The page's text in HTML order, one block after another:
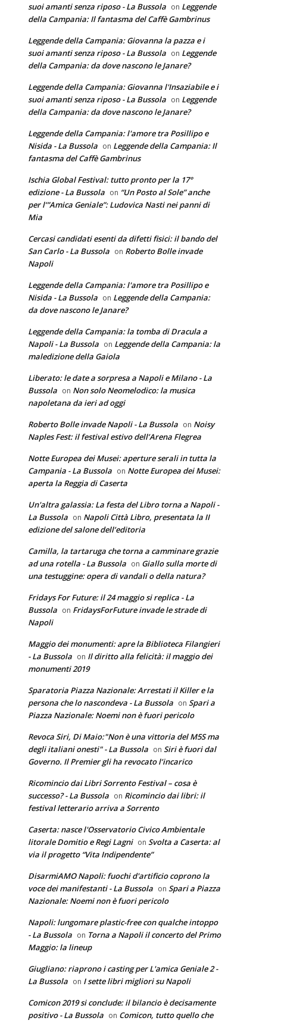
suoi amanti senza riposo - La Bussola on Leggende
della Campania: Il fantasma del Caffè Gambrinus
Leggende della Campania: Giovanna la pazza e i
suoi amanti senza riposo - La Bussola on Leggende
della Campania: da dove nascono le Janare?
Leggende della Campania: Giovanna l'Insaziabile e i
suoi amanti senza riposo - La Bussola on Leggende
della Campania: da dove nascono le Janare?
Leggende della Campania: l'amore tra Posillipo e
Nisida - La Bussola on Leggende della Campania: Il
fantasma del Caffè Gambrinus
Ischia Global Festival: tutto pronto per la 17°
edizione - La Bussola on “Un Posto al Sole” anche
per l’”Amica Geniale”: Ludovica Nasti nei panni di
Mia
Cercasi candidati esenti da difetti fisici: il bando del
San Carlo - La Bussola on Roberto Bolle invade
Napoli
Leggende della Campania: l'amore tra Posillipo e
Nisida - La Bussola on Leggende della Campania:
da dove nascono le Janare?
Leggende della Campania: la tomba di Dracula a
Napoli - La Bussola on Leggende della Campania: la
maledizione della Gaiola
Liberato: le date a sorpresa a Napoli e Milano - La
Bussola on Non solo Neomelodico: la musica
napoletana da ieri ad oggi
Roberto Bolle invade Napoli - La Bussola on Noisy
Naples Fest: il festival estivo dell’Arena Flegrea
Notte Europea dei Musei: aperture serali in tutta la
Campania - La Bussola on Notte Europea dei Musei:
aperta la Reggia di Caserta
Un'altra galassia: La festa del Libro torna a Napoli -
La Bussola on Napoli Città Libro, presentata la II
edizione del salone dell’editoria
Camilla, la tartaruga che torna a camminare grazie
ad una rotella - La Bussola on Giallo sulla morte di
una testuggine: opera di vandali o della natura?
Fridays For Future: il 24 maggio si replica - La
Bussola on FridaysForFuture invade le strade di
Napoli
Maggio dei monumenti: apre la Biblioteca Filangieri
- La Bussola on Il diritto alla felicità: il maggio dei
monumenti 2019
Sparatoria Piazza Nazionale: Arrestati il Killer e la
persona che lo nascondeva - La Bussola on Spari a
Piazza Nazionale: Noemi non è fuori pericolo
Revoca Siri, Di Maio:"Non è una vittoria del M5S ma
degli italiani onesti" - La Bussola on Siri è fuori dal
Governo. Il Premier gli ha revocato l’incarico
Ricomincio dai Libri Sorrento Festival – cosa è
successo? - La Bussola on Ricomincio dai libri: il
festival letterario arriva a Sorrento
Caserta: nasce l'Osservatorio Civico Ambientale
litorale Domitio e Regi Lagni on Svolta a Caserta: al
via il progetto “Vita Indipendente”
DisarmiAMO Napoli: fuochi d'artificio coprono la
voce dei manifestanti - La Bussola on Spari a Piazza
Nazionale: Noemi non è fuori pericolo
Napoli: lungomare plastic-free con qualche intoppo
- La Bussola on Torna a Napoli il concerto del Primo
Maggio: la lineup
Giugliano: riaprono i casting per L'amica Geniale 2 -
La Bussola on I sette libri migliori su Napoli
Comicon 2019 si conclude: il bilancio è decisamente
positivo - La Bussola on Comicon, tutto quello che